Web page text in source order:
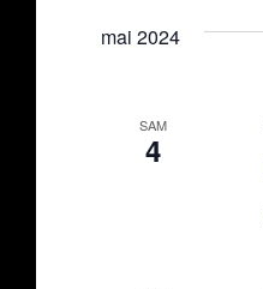
mai 2024
SAM
4